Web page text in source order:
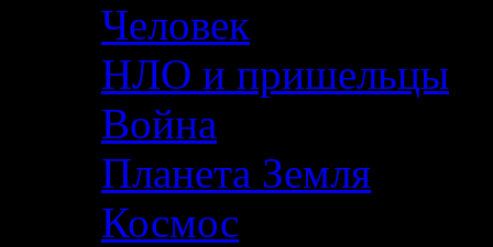
Человек
НЛО и пришельцы
Война
Планета Земля
Космос